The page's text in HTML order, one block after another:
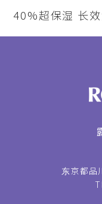
40%超保湿 长
东京都品